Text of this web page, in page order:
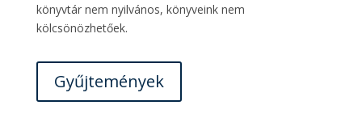
könyvtár nem nyilvános, könyveink nem
kölcsönözhetőek.
Gyűjtemények